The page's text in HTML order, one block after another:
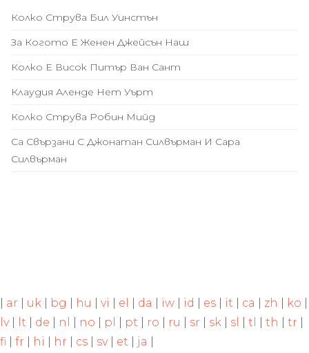
Колко Струва Бил Уинстън
За Когото Е Женен Джейсън Наш
Колко Е Висок Питър Ван Сант
Клаудия Аленде Нет Уърт
Колко Струва Робин Мийд
Са Свързани С Джонатан Силвърман И Сара
Силвърман
ar uk bg hu vi el da iw id es it ca zh ko
lv| lt de nl no pl pt ro ru sr sk sl tl th tr
fi
fr hi hr cs sv| et ja